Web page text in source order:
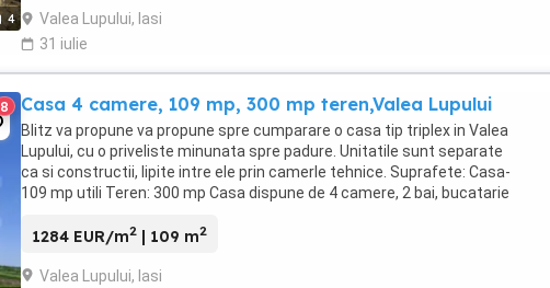
4
Valea Lupului, Iasi
31 iulie
8 Casa 4 camere, 109 mp, 300 mp teren,Valea Lupului
Blitz va propune va propune spre cumparare o casa tip triplex in Valea
Lupului, cu o priveliste minunata spre padure. Unitatile sunt separate
ca si constructii, lipite intre ele prin camerle tehnice. Suprafete: Casa-
109 mp utili Teren: 300 mp Casa dispune de 4 camere, 2 bai, bucatarie
1284 EUR/m2 | 109 m2
Valea Lupului, Iasi